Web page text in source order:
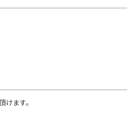
けます。